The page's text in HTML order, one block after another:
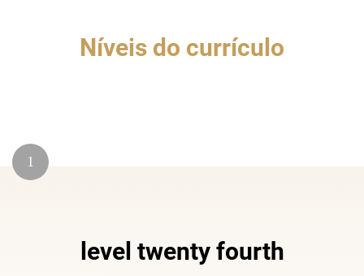
Níveis do currículo
1
level twenty fourth